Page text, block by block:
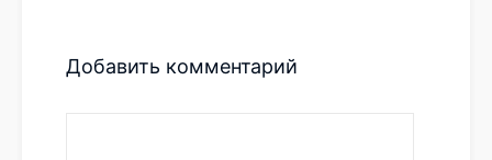
Добавить комментарий